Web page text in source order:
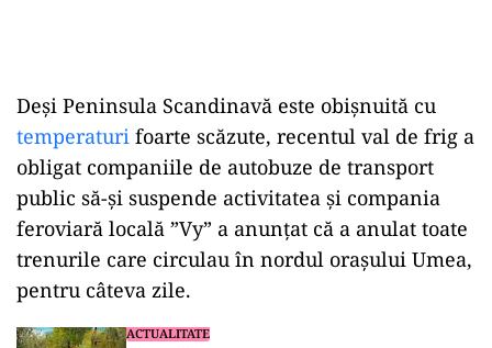
Deși Peninsula Scandinavă este obișnuită cu
temperaturi foarte scăzute, recentul val de frig a
obligat companiile de autobuze de transport
public să-și suspende activitatea și compania
feroviară locală ”Vy” a anunțat că a anulat toate
trenurile care circulau în nordul orașului Umea,
pentru câteva zile.
ACTUALITATE